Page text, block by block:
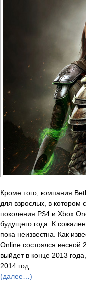
Кроме того, компания
для взрослых, в котором
поколения PS4 и Xbox
будущего года. К
пока неизвестна. Как
Online состоялся весной
выйдет в конце 2013
2014 год.
(далее…)